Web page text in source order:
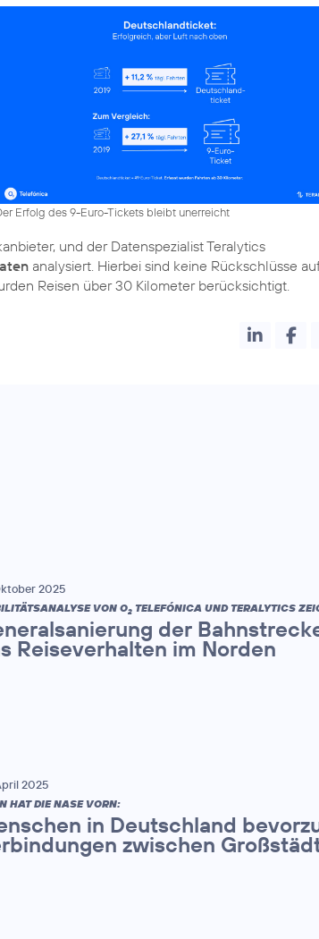
Erfolg des 9-Euro-Tickets bleibt unerreicht
und der Datenspezialist Teralytics
analysiert. Hierbei sind keine Rückschlüsse
Reisen über 30 Kilometer berücksichtigt.
2025
VON O2 TELEFÓNICA UND TERALYTICS
der
Reiseverhalten im Norden
2025
HAT DIE NASE VORN:
in Deutschland
zwischen